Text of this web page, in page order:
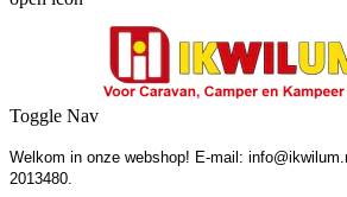
Toggle Nav
Welkom in onze webshop! E-mail:
2013480.